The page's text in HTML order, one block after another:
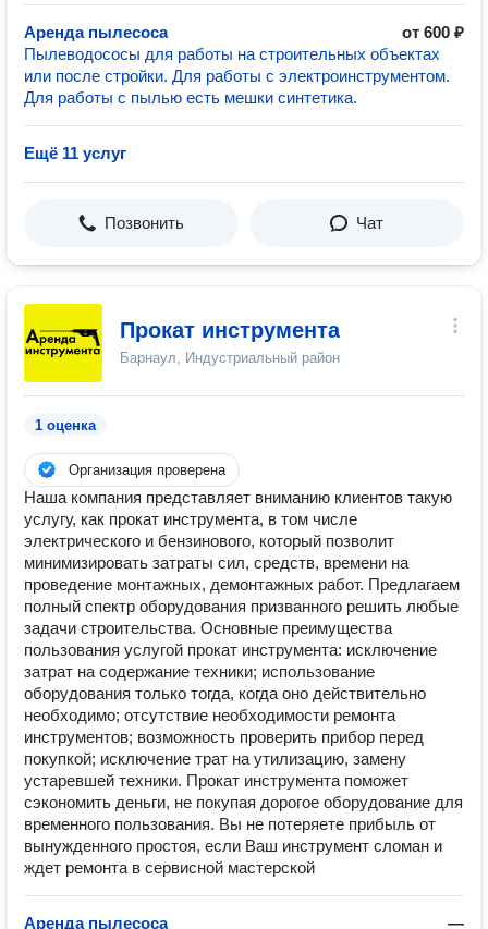
Аренда пылесоса
от 600 ₽
Пылеводососы для работы на строительных объектах
или после стройки. Для работы с электроинструментом.
Для работы с пылью есть мешки синтетика.
Ещё 11 услуг
Позвонить Чат
Прокат инструмента
Барнаул, Индустриальный район
1 оценка
Организация проверена
Наша компания представляет вниманию клиентов такую
услугу, как прокат инструмента, в том числе
электрического и бензинового, который позволит
минимизировать затраты сил, средств, времени на
проведение монтажных, демонтажных работ. Предлагаем
полный спектр оборудования призванного решить любые
задачи строительства. Основные преимущества
пользования услугой прокат инструмента: исключение
затрат на содержание техники; использование
оборудования только тогда, когда оно действительно
необходимо; отсутствие необходимости ремонта
инструментов; возможность проверить прибор перед
покупкой; исключение трат на утилизацию, замену
устаревшей техники. Прокат инструмента поможет
сэкономить деньги, не покупая дорогое оборудование для
временного пользования. Вы не потеряете прибыль от
вынужденного простоя, если Ваш инструмент сломан и
ждет ремонта в сервисной мастерской
Аренда пылесоса —